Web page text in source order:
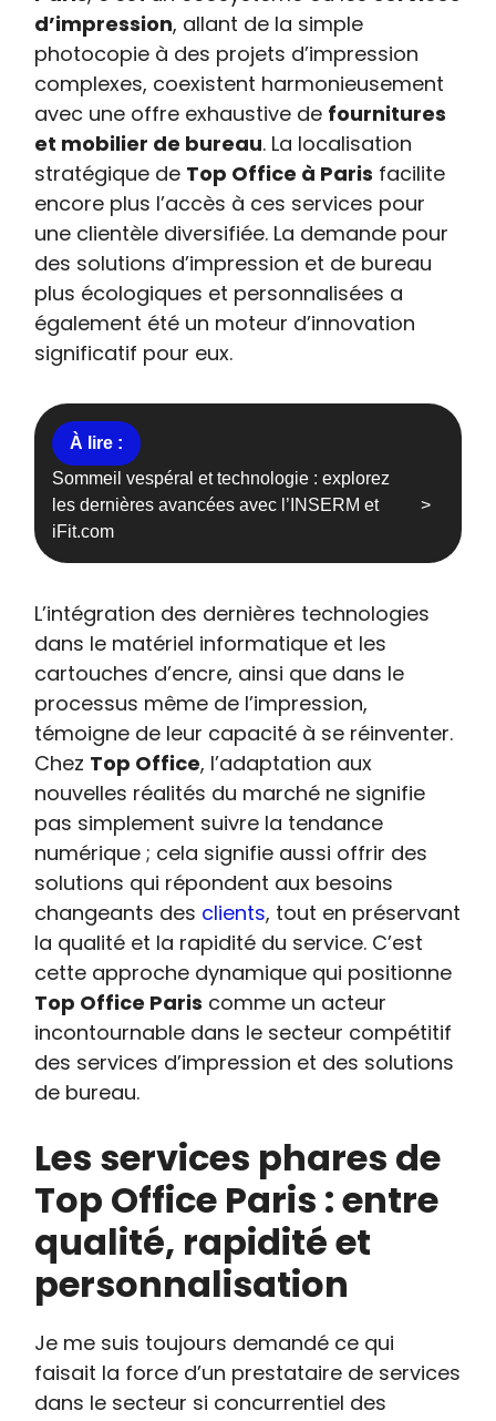
d’impression, allant de la simple
photocopie à des projets d’impression
complexes, coexistent harmonieusement
avec une offre exhaustive de fournitures
et mobilier de bureau. La localisation
stratégique de Top Office à Paris facilite
encore plus l’accès à ces services pour
une clientèle diversifiée. La demande pour
des solutions d’impression et de bureau
plus écologiques et personnalisées a
également été un moteur d’innovation
significatif pour eux.
Sommeil vespéral et technologie : explorez
les dernières avancées avec l’INSERM et
iFit.com
L’intégration des dernières technologies
dans le matériel informatique et les
cartouches d’encre, ainsi que dans le
processus même de l’impression,
témoigne de leur capacité à se réinventer.
Chez Top Office, l’adaptation aux
nouvelles réalités du marché ne signifie
pas simplement suivre la tendance
numérique ; cela signifie aussi offrir des
solutions qui répondent aux besoins
changeants des clients, tout en préservant
la qualité et la rapidité du service. C’est
cette approche dynamique qui positionne
Top Office Paris comme un acteur
incontournable dans le secteur compétitif
des services d’impression et des solutions
de bureau.
Les services phares de
Top Office Paris : entre
qualité, rapidité et
personnalisation
Je me suis toujours demandé ce qui
faisait la force d’un prestataire de services
dans le secteur si concurrentiel des